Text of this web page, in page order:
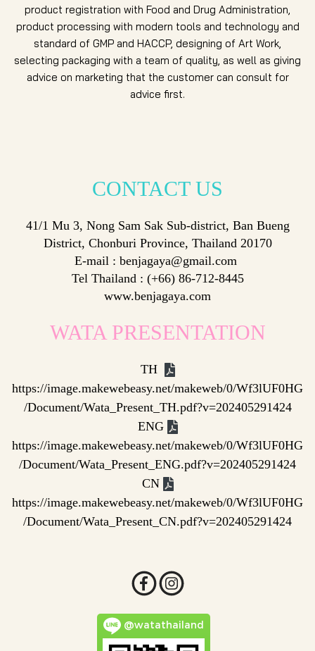
product registration with Food and Drug Administration,
product processing with modern tools and technology and
standard of GMP and HACCP, designing of Art Work,
selecting packaging with a team of quality, as well as giving
advice on marketing that the customer can consult for
advice first.
CONTACTUS
41/1 Mu 3, Nong Sam Sak Sub-district, Ban Bueng
District, Chonburi Province, Thailand 20170
E-mail : benjagaya@gmail.com
Tel Thailand : (+66) 86-712-8445
www.benjagaya.com
WATA PRESENTATION
TH
https://image.makewebeasy.net/makeweb/0/Wf3lUF0HG
/Document/Wata_Present_TH.pdf?v=202405291424
ENG
https://image.makewebeasy.net/makeweb/0/Wf3lUF0HG
/Document/Wata_Present_ENG.pdf?v=202405291424
CN
https://image.makewebeasy.net/makeweb/0/Wf3lUF0HG
/Document/Wata_Present_CN.pdf?v=202405291424
@watathailand